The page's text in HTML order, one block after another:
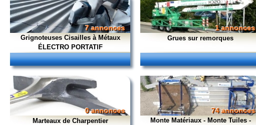
7 annonces
Grignoteuses Cisailles à Métaux
ÉLECTRO PORTATIF
1 annonces
Grues sur remorques
0 annonces
Marteaux de Charpentier
74 annonces
Monte Matériaux - Monte Tuiles -